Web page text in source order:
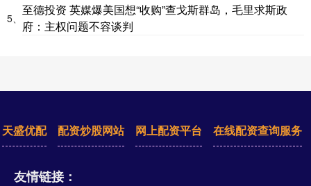
5、
至德投资 英媒爆美国想“收购”查戈斯群岛，毛里求斯政
府：主权问题不容谈判
天盛优配 配资炒股网站 网上配资平台 在线配资查询服务
友情链接：